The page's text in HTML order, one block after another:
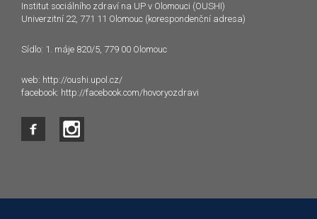
Institut sociálního zdraví na UP v Olomouci (OUSHI)
Univerzitní 22, 771 11 Olomouc (korespondenční adresa)
Sídlo: 1. máje 820/5, 779 00 Olomouc
web: http://oushi.upol.cz/
facebook: http://facebook.com/hovoryozdravi